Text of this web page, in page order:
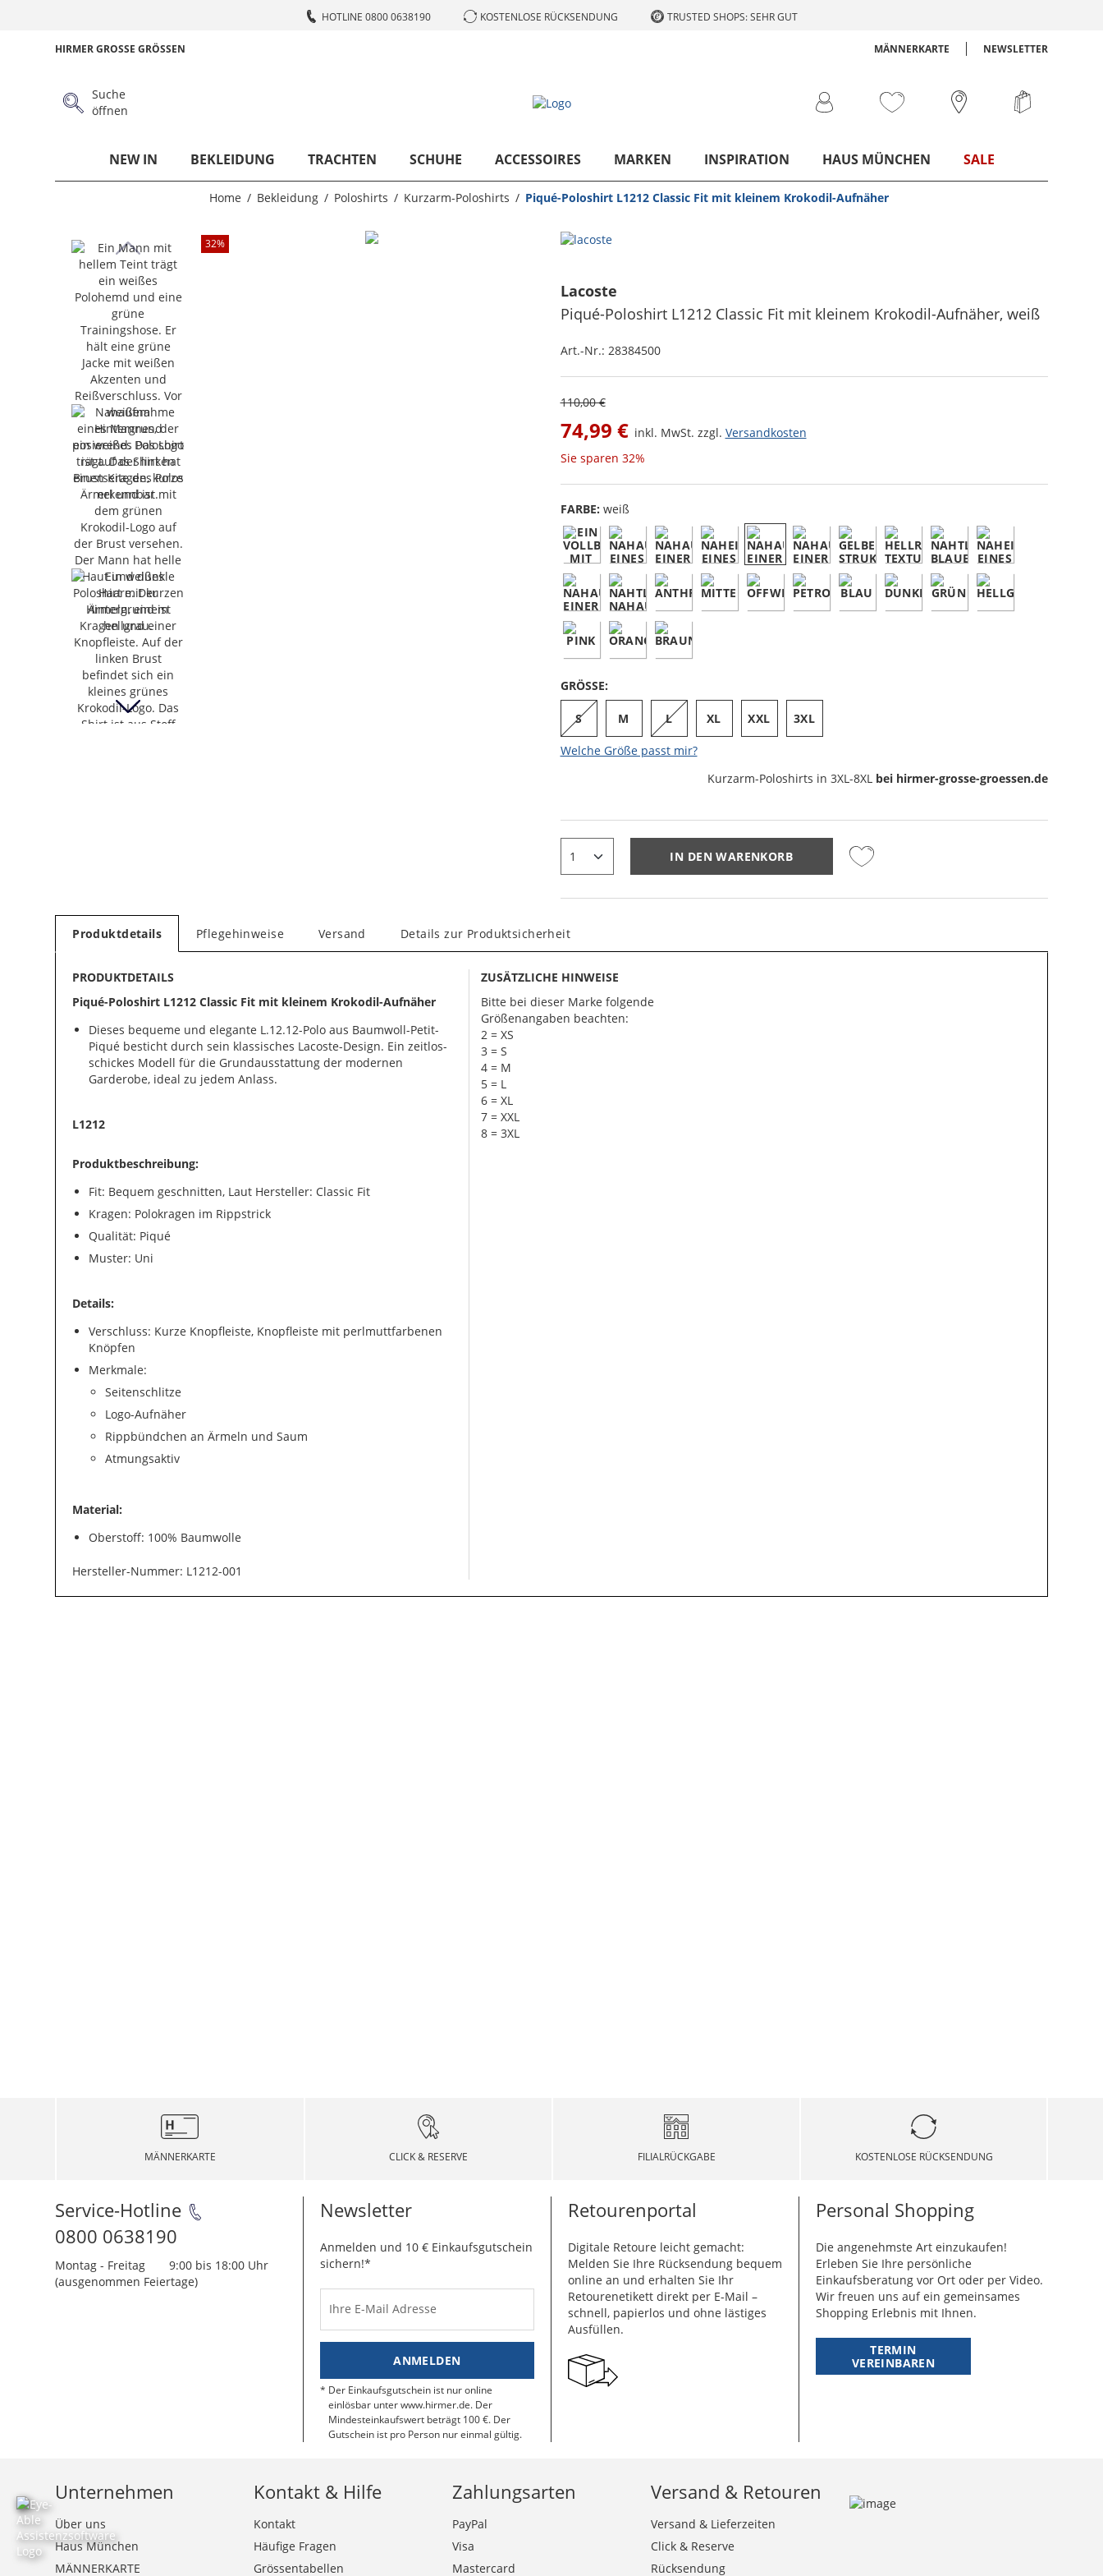
HOTLINE 0800 0638190 KOSTENLOSE RÜCKSENDUNG TRUSTED SHOPS: SEHR GUT
HIRMER GROSSE GRÖSSEN MÄNNERKARTE NEWSLETTER
Suche
öffnen
NEW IN BEKLEIDUNG TRACHTEN SCHUHE ACCESSOIRES MARKEN INSPIRATION HAUS MÜNCHEN SALE
Home Bekleidung Poloshirts Kurzarm-Poloshirts Piqué-Poloshirt L1212 Classic Fit mit kleinem Krokodil-Aufnäher
32%
Lacoste
Piqué-Poloshirt L1212 Classic Fit mit kleinem Krokodil-Aufnäher, weiß
Art.-Nr.: 28384500
110,00 €
74,99 € inkl. MwSt. zzgl. Versandkosten
Sie sparen 32%
FARBE: weiß
GRÖSSE:
S M L XL XXL 3XL
Welche Größe passt mir?
Kurzarm-Poloshirts in 3XL-8XL bei hirmer-grosse-groessen.de
IN DEN WARENKORB
Produktdetails Pflegehinweise Versand Details zur Produktsicherheit
PRODUKTDETAILS
Piqué-Poloshirt L1212 Classic Fit mit kleinem Krokodil-Aufnäher
Dieses bequeme und elegante L.12.12-Polo aus Baumwoll-Petit-
Piqué besticht durch sein klassisches Lacoste-Design. Ein zeitlos-
schickes Modell für die Grundausstattung der modernen
Garderobe, ideal zu jedem Anlass.
L1212
Produktbeschreibung:
Fit: Bequem geschnitten, Laut Hersteller: Classic Fit
Kragen: Polokragen im Rippstrick
Qualität: Piqué
Muster: Uni
Details:
Verschluss: Kurze Knopfleiste, Knopfleiste mit perlmuttfarbenen
Knöpfen
Merkmale:
Seitenschlitze
Logo-Aufnäher
Rippbündchen an Ärmeln und Saum
Atmungsaktiv
Material:
Oberstoff: 100% Baumwolle
Hersteller-Nummer: L1212-001
ZUSÄTZLICHE HINWEISE
Bitte bei dieser Marke folgende
Größenangaben beachten:
2 = XS
3 = S
4 = M
5 = L
6 = XL
7 = XXL
8 = 3XL
MÄNNERKARTE CLICK & RESERVE FILIALRÜCKGABE KOSTENLOSE RÜCKSENDUNG
Service-Hotline
0800 0638190
Montag - Freitag
9:00 bis 18:00 Uhr
(ausgenommen Feiertage)
Newsletter
Anmelden und 10 € Einkaufsgutschein
sichern!*
Ihre E-Mail Adresse
ANMELDEN
Der Einkaufsgutschein ist nur online
einlösbar unter www.hirmer.de. Der
Mindesteinkaufswert beträgt 100 €. Der
Gutschein ist pro Person nur einmal gültig.
Retourenportal
Digitale Retoure leicht gemacht:
Melden Sie Ihre Rücksendung bequem
online an und erhalten Sie Ihr
Retourenetikett direkt per E-Mail –
schnell, papierlos und ohne lästiges
Ausfüllen.
Personal Shopping
Die angenehmste Art einzukaufen!
Erleben Sie Ihre persönliche
Einkaufsberatung vor Ort oder per Video.
Wir freuen uns auf ein gemeinsames
Shopping Erlebnis mit Ihnen.
TERMIN
VEREINBAREN
Unternehmen
Über uns
Haus München
MÄNNERKARTE
Kontakt & Hilfe
Kontakt
Häufige Fragen
Grössentabellen
Zahlungsarten
PayPal
Visa
Mastercard
Versand & Retouren
Versand & Lieferzeiten
Click & Reserve
Rücksendung